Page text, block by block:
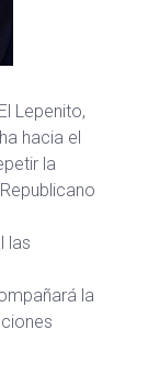
Lepenito,
hacia el
la
las
la